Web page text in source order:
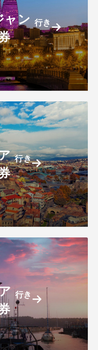
ン 行き
行き
行き